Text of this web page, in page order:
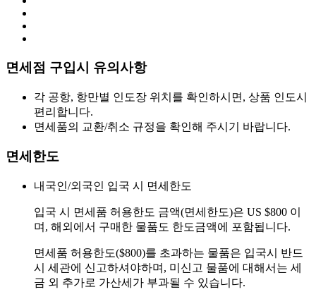
면세점 구입시 유의사항
각 공항, 항만별 인도장 위치를 확인하시면, 상품 인도시
편리합니다.
면세품의 교환/취소 규정을 확인해 주시기 바랍니다.
면세한도
내국인/외국인 입국 시 면세한도
입국 시 면세품 허용한도 금액(면세한도)은 US $800 이
며, 해외에서 구매한 물품도 한도금액에 포함됩니다.
면세품 허용한도($800)를 초과하는 물품은 입국시 반드
시 세관에 신고하셔야하며, 미신고 물품에 대해서는 세
금 외 추가로 가산세가 부과될 수 있습니다.